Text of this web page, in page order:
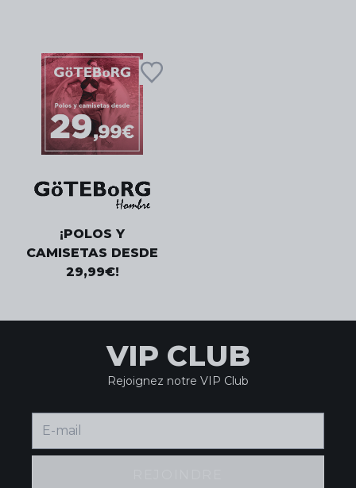
¡POLOS Y
CAMISETAS DESDE
29,99€!
VIP CLUB
Rejoignez notre VIP Club